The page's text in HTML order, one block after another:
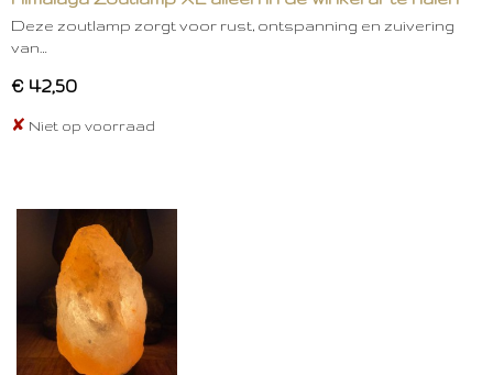
Deze zoutlamp zorgt voor rust, ontspanning en zuivering
van…
€ 42,50
✘ Niet op voorraad